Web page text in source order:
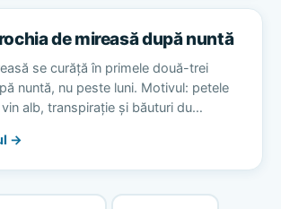
de mireasă după nuntă
se curăță în primele două-trei
nuntă, nu peste luni. Motivul: petele
alb, transpirație și băuturi du…
→